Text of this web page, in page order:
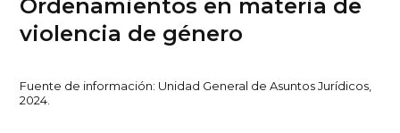
Ordenamientos en materia de
violencia de género
Fuente de información: Unidad General de Asuntos Jurídicos,
2024.